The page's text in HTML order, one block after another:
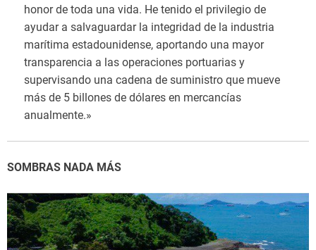
honor de toda una vida. He tenido el privilegio de
ayudar a salvaguardar la integridad de la industria
marítima estadounidense, aportando una mayor
transparencia a las operaciones portuarias y
supervisando una cadena de suministro que mueve
más de 5 billones de dólares en mercancías
anualmente.»
SOMBRAS NADA MÁS